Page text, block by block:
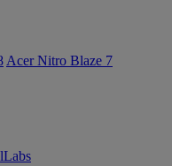
Acer Nitro Blaze 7